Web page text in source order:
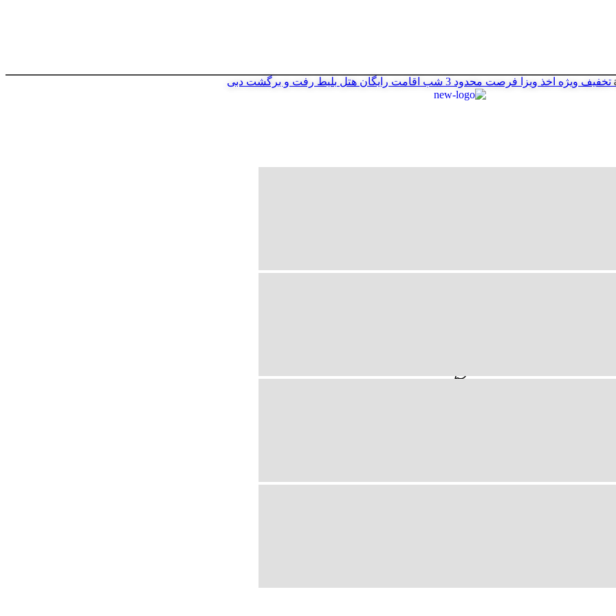
تخفیف ویژه اخذ ویزا فرصت محدود 3 شب اقامت رایگان هتل بلیط رفت و برگشت دبی